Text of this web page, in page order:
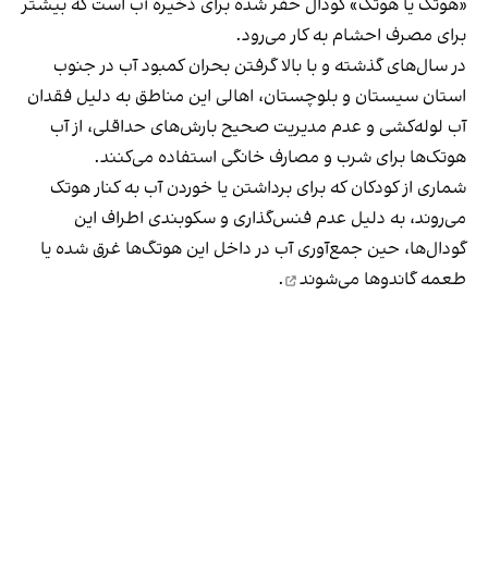
«هوتَک یا هوتَگ» گودال حفر شده برای ذخیره آب است که بیشتر
برای مصرف احشام به کار می‌رود.
در سال‌های گذشته و با بالا گرفتن بحران کمبود آب در جنوب
استان سیستان و بلوچستان، اهالی این مناطق به دلیل فقدان
آب لوله‌کشی و عدم مدیریت صحیح بارش‌های حداقلی، از آب
هوتک‌ها برای شرب و مصارف خانگی استفاده می‌کنند.
شماری از کودکان که برای برداشتن یا خوردن آب به کنار هوتک
می‌روند، به دلیل عدم فنس‌گذاری و سکوبندی اطراف این
گودال‌ها، حین جمع‌آوری آب در داخل این هوتگ‌ها غرق شده یا
طعمه گاندوها می‌شوند
.